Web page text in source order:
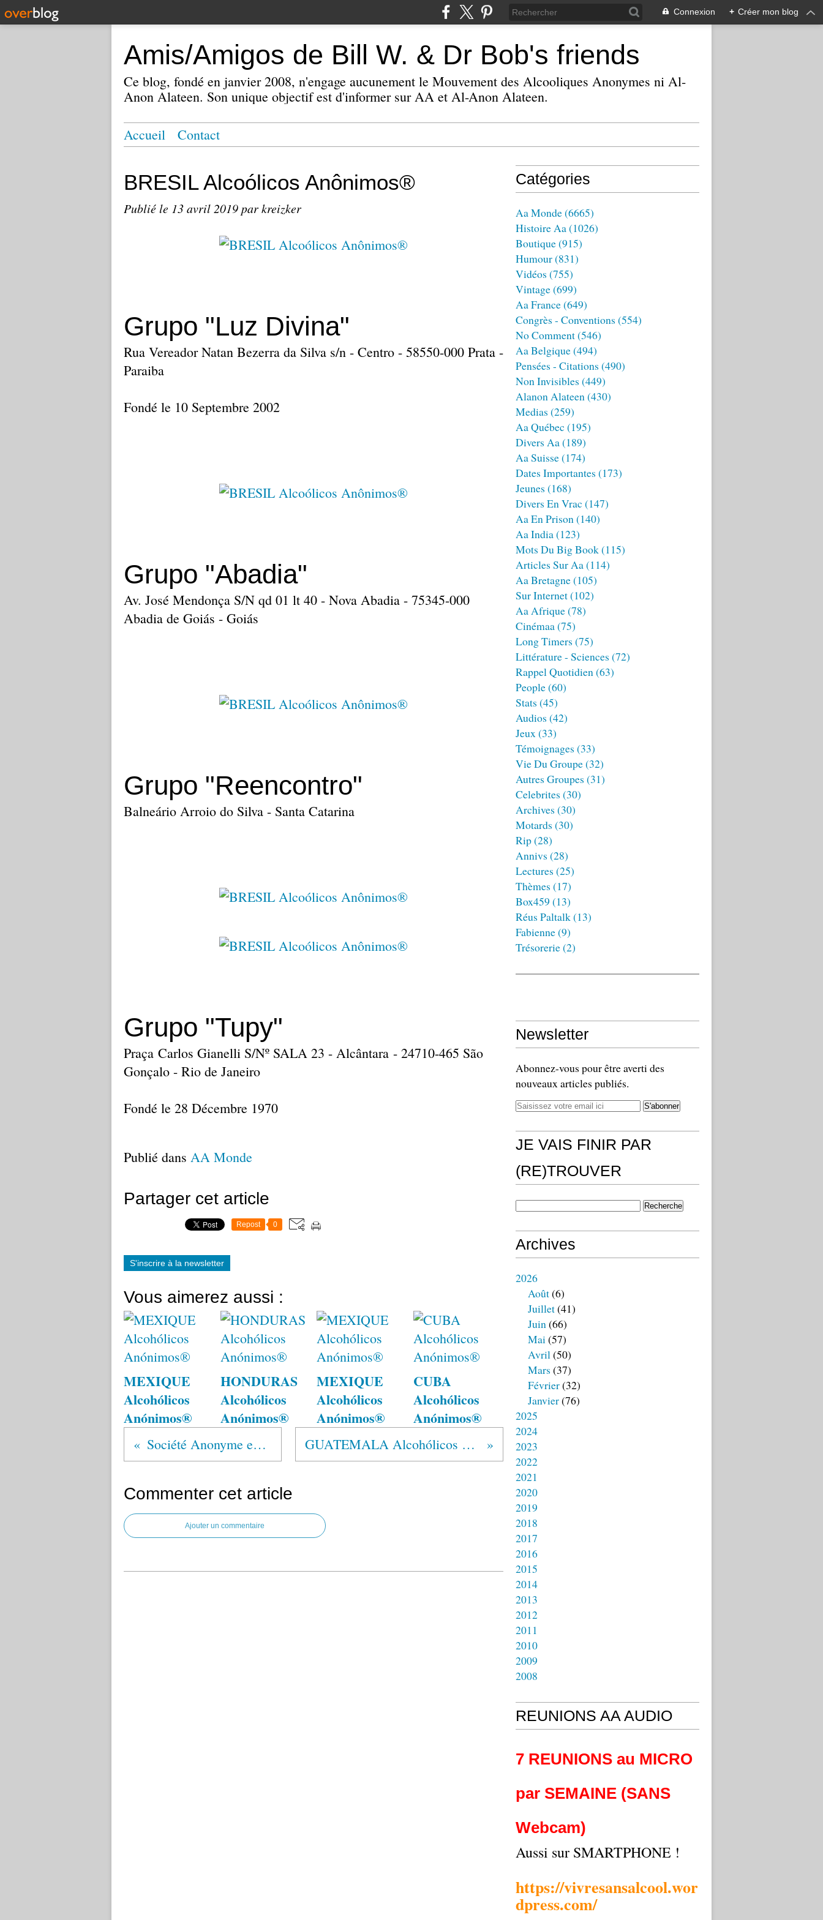
Connexion + Créer mon blog
Amis/Amigos de Bill W. & Dr Bob's friends
Ce blog, fondé en janvier 2008, n'engage aucunement le Mouvement des Alcooliques Anonymes ni Al-
Anon Alateen. Son unique objectif est d'informer sur AA et Al-Anon Alateen.
Accueil Contact
BRESIL Alcoólicos Anônimos®
Publié le 13 avril 2019par kreizker
Grupo "Luz Divina"
Rua Vereador Natan Bezerra da Silva s/n - Centro - 58550-000 Prata -
Paraiba
Fondé le 10 Septembre 2002
Grupo "Abadia"
Av. José Mendonça S/N qd 01 lt 40 - Nova Abadia - 75345-000
Abadia de Goiás - Goiás
Grupo "Reencontro"
Balneário Arroio do Silva - Santa Catarina
Grupo "Tupy"
Praça Carlos Gianelli S/Nº SALA 23 - Alcântara - 24710-465 São
Gonçalo - Rio de Janeiro
Fondé le 28 Décembre 1970
Publié dans AA Monde
Partager cet article
Repost 0
S'inscrire à la newsletter
Vous aimerez aussi :
MEXIQUE
Alcohólicos
Anónimos®
HONDURAS
Alcohólicos
Anónimos®
MEXIQUE
Alcohólicos
Anónimos®
CUBA
Alcohólicos
Anónimos®
Société Anonyme en 2 lettres GUATEMALA Alcohólicos Anónimos®
Commenter cet article
Ajouter un commentaire
Catégories
Aa Monde(6665)
Histoire Aa(1026)
Boutique(915)
Humour(831)
Vidéos (755)
Vintage(699)
Aa France(649)
Congrès - Conventions (554)
No Comment(546)
Aa Belgique(494)
Pensées - Citations (490)
Non Invisibles (449)
Alanon Alateen(430)
Medias (259)
Aa Québec (195)
Divers Aa(189)
Aa Suisse(174)
Dates Importantes (173)
Jeunes (168)
Divers En Vrac (147)
Aa En Prison(140)
Aa India(123)
Mots Du Big Book(115)
Articles Sur Aa(114)
Aa Bretagne(105)
Sur Internet(102)
Aa Afrique(78)
Cinémaa(75)
Long Timers (75)
Littérature - Sciences (72)
Rappel Quotidien(63)
People(60)
Stats (45)
Audios (42)
Jeux(33)
Témoignages (33)
Vie Du Groupe(32)
Autres Groupes (31)
Celebrites (30)
Archives (30)
Motards (30)
Rip(28)
Annivs (28)
Lectures (25)
Thèmes (17)
Box459 (13)
Réus Paltalk(13)
Fabienne(9)
Trésorerie(2)
Newsletter
Abonnez-vous pour être averti des
nouveaux articles publiés.
JE VAIS FINIR PAR
(RE)TROUVER
Archives
2026
Août(6)
Juillet(41)
Juin(66)
Mai(57)
Avril(50)
Mars (37)
Février(32)
Janvier(76)
2025
2024
2023
2022
2021
2020
2019
2018
2017
2016
2015
2014
2013
2012
2011
2010
2009
2008
REUNIONS AA AUDIO
7 REUNIONS au MICRO
par SEMAINE (SANS
Webcam)
Aussi sur SMARTPHONE !
https://vivresansalcool.wor
dpress.com/